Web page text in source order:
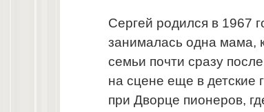
Сергей родился в 1967
занималась одна мама,
семьи почти сразу
на сцене еще в детские
при Дворце пионеров,